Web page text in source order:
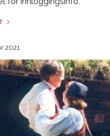
2021